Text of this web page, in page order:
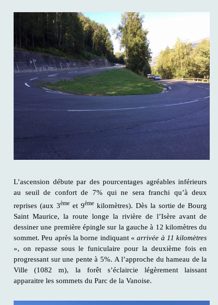
L’ascension débute par des pourcentages agréables inférieurs
au seuil de confort de 7% qui ne sera franchi qu’à deux
reprises (aux 3èmeet 9èmekilomètres). Dès la sortie de Bourg
Saint Maurice, la route longe la rivière de l’Isère avant de
dessiner une première épingle sur la gauche à 12 kilomètres du
sommet. Peu après la borne indiquant «arrivée à 11 kilomètres
», on repasse sous le funiculaire pour la deuxième fois en
progressant sur une pente à 5%. A l’approche du hameau de la
Ville (1082 m), la forêt s’éclaircie légèrement laissant
apparaitre les sommets du Parc de la Vanoise.